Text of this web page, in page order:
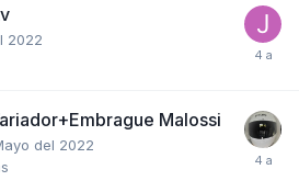
2022
Malossi
del 2022